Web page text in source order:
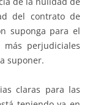
del contrato de
suponga para el
más perjudiciales
suponer.
claras para las